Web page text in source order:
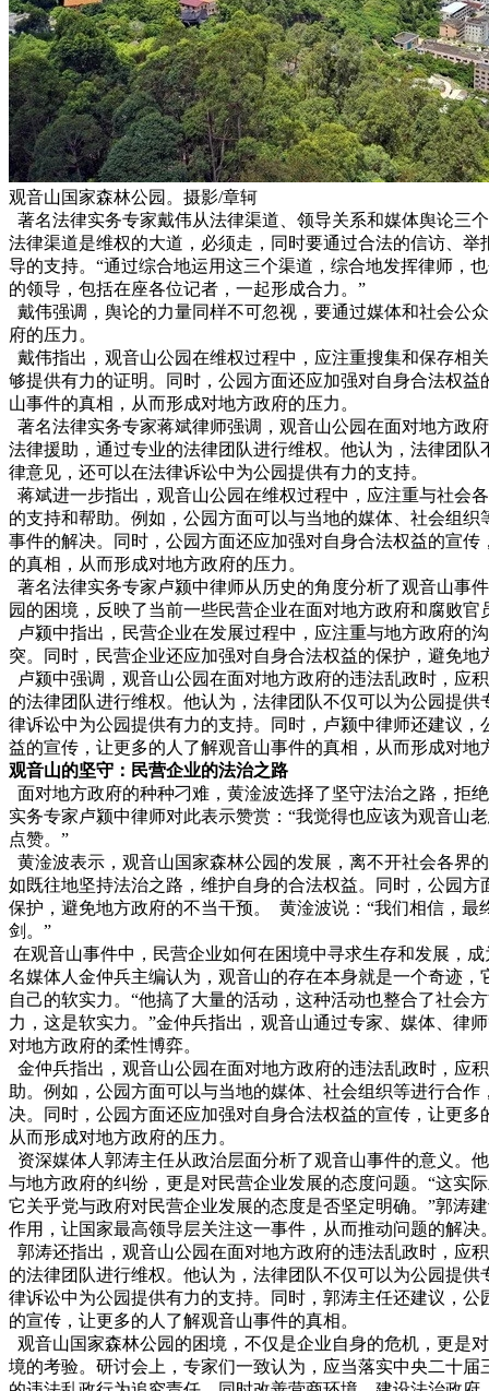
观音山国家森林公园。摄影/章轲
著名法律实务专家戴伟从法律渠道、领导关系和媒体舆论三
法律渠道是维权的大道，必须走，同时要通过合法的信访、举
导的支持。“通过综合地运用这三个渠道，综合地发挥律师，
的领导，包括在座各位记者，一起形成合力。”
戴伟强调，舆论的力量同样不可忽视，要通过媒体和社会公
府的压力。
戴伟指出，观音山公园在维权过程中，应注重搜集和保存相
够提供有力的证明。同时，公园方面还应加强对自身合法权益
山事件的真相，从而形成对地方政府的压力。
著名法律实务专家蒋斌律师强调，观音山公园在面对地方政
法律援助，通过专业的法律团队进行维权。他认为，法律团队
律意见，还可以在法律诉讼中为公园提供有力的支持。
蒋斌进一步指出，观音山公园在维权过程中，应注重与社会
的支持和帮助。例如，公园方面可以与当地的媒体、社会组织
事件的解决。同时，公园方面还应加强对自身合法权益的宣传
的真相，从而形成对地方政府的压力。
著名法律实务专家卢颍中律师从历史的角度分析了观音山事
园的困境，反映了当前一些民营企业在面对地方政府和腐败官
卢颍中指出，民营企业在发展过程中，应注重与地方政府的
突。同时，民营企业还应加强对自身合法权益的保护，避免地
卢颍中强调，观音山公园在面对地方政府的违法乱政时，应
的法律团队进行维权。他认为，法律团队不仅可以为公园提供
律诉讼中为公园提供有力的支持。同时，卢颍中律师还建议，
益的宣传，让更多的人了解观音山事件的真相，从而形成对地
观音山的坚守：民营企业的法治之路
面对地方政府的种种刁难，黄淦波选择了坚守法治之路，拒
实务专家卢颍中律师对此表示赞赏：“我觉得也应该为观音山
点赞。”
黄淦波表示，观音山国家森林公园的发展，离不开社会各界
如既往地坚持法治之路，维护自身的合法权益。同时，公园方
保护，避免地方政府的不当干预。 黄淦波说：“我们相信，最
剑。”
在观音山事件中，民营企业如何在困境中寻求生存和发展，
名媒体人金仲兵主编认为，观音山的存在本身就是一个奇迹，
自己的软实力。“他搞了大量的活动，这种活动也整合了社会
力，这是软实力。”金仲兵指出，观音山通过专家、媒体、律
对地方政府的柔性博弈。
金仲兵指出，观音山公园在面对地方政府的违法乱政时，应
助。例如，公园方面可以与当地的媒体、社会组织等进行合作
决。同时，公园方面还应加强对自身合法权益的宣传，让更多
从而形成对地方政府的压力。
资深媒体人郭涛主任从政治层面分析了观音山事件的意义。
与地方政府的纠纷，更是对民营企业发展的态度问题。“这实
它关乎党与政府对民营企业发展的态度是否坚定明确。”郭涛
作用，让国家最高领导层关注这一事件，从而推动问题的解决
郭涛还指出，观音山公园在面对地方政府的违法乱政时，应
的法律团队进行维权。他认为，法律团队不仅可以为公园提供
律诉讼中为公园提供有力的支持。同时，郭涛主任还建议，公
的宣传，让更多的人了解观音山事件的真相。
观音山国家森林公园的困境，不仅是企业自身的危机，更是
境的考验。研讨会上，专家们一致认为，应当落实中央二十届